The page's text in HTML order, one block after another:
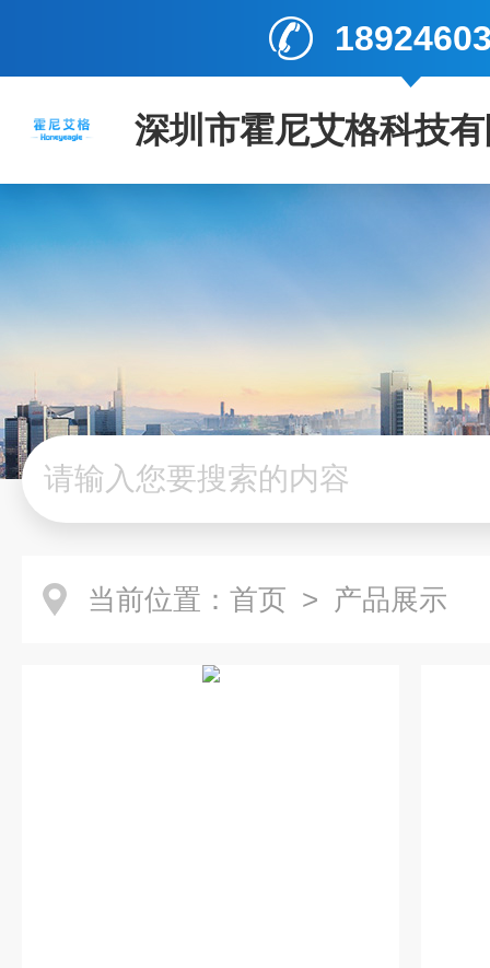
深圳市霍尼艾格科技
当前位置： 首页 > 产品展示